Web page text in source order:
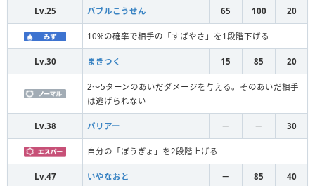
Lv.25 バブルこうせん 65 100 20
10%の確率で相手の「すばやさ」を1段階下げる
Lv.30 まきつく 15 85 20
2～5ターンのあいだダメージを与える。そのあいだ相手
は逃げられない
Lv.38 バリアー － － 30
自分の「ぼうぎょ」を2段階上げる
Lv.47 いやなおと － 85 40